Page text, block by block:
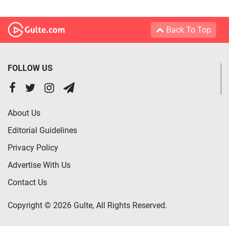
Back To Top
FOLLOW US
About Us
Editorial Guidelines
Privacy Policy
Advertise With Us
Contact Us
Copyright © 2026 Gulte, All Rights Reserved.